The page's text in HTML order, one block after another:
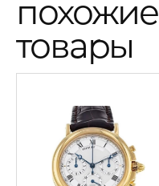
похожие
товары